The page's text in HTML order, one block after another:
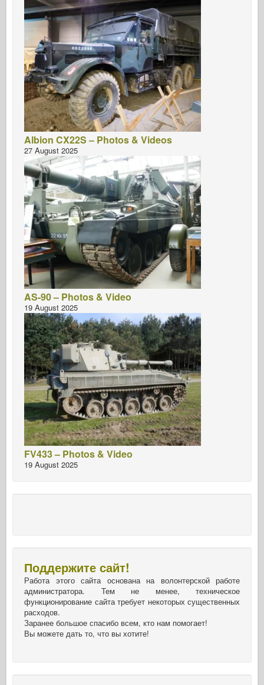
Albion CX22S – Photos & Videos
27 August 2025
AS-90 – Photos & Video
19 August 2025
FV433 – Photos & Video
19 August 2025
Поддержите сайт!
Работа этого сайта основана на волонтерской работе
администратора. Тем не менее, техническое
функционирование сайта требует некоторых существенных
расходов.
Заранее большое спасибо всем, кто нам помогает!
Вы можете дать то, что вы хотите!